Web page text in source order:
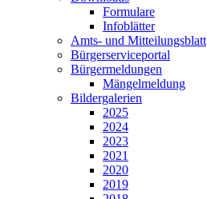
Formulare
Infoblätter
Amts- und Mitteilungsblatt
Bürgerserviceportal
Bürgermeldungen
Mängelmeldung
Bildergalerien
2025
2024
2023
2021
2020
2019